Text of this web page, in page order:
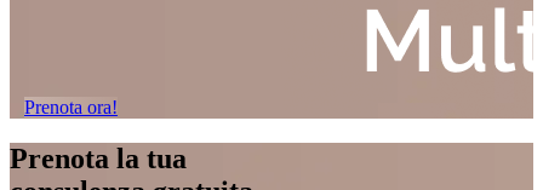
Prenota ora!
Prenota la tua